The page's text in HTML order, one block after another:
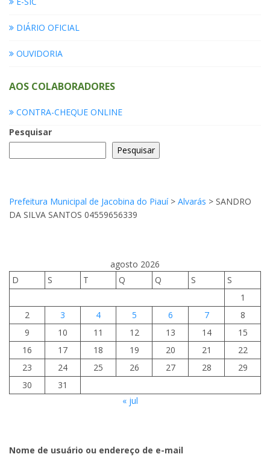
DIÁRIO OFICIAL
OUVIDORIA
AOS COLABORADORES
CONTRA-CHEQUE ONLINE
Pesquisar
Pesquisar
Prefeitura Municipal de Jacobina do Piauí> Alvarás > SANDRO
DA SILVA SANTOS 04559656339
agosto 2026
D
S T Q Q S
S
1
2
3 4 5 6 7
8
9
10 11 12 13 14
15
16
17 18 19 20 21
22
23
24 25 26 27 28
29
30
31
« jul
Nome de usuário ou endereço de e-mail